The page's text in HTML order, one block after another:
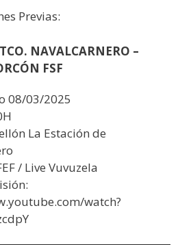
Previas:
NAVALCARNERO –
FSF
08/03/2025
La Estación de
/ Live Vuvuzela
watch?